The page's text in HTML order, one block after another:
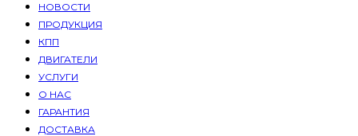
НОВОСТИ
ПРОДУКЦИЯ
КПП
ДВИГАТЕЛИ
УСЛУГИ
О НАС
ГАРАНТИЯ
ДОСТАВКА